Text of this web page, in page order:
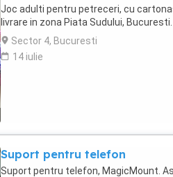
Joc adulti pentru petreceri, cu
livrare in zona Piata Sudului, Bucuresti.
Sector 4, Bucuresti
14 iulie
Suport pentru telefon
Suport pentru telefon, MagicMount.